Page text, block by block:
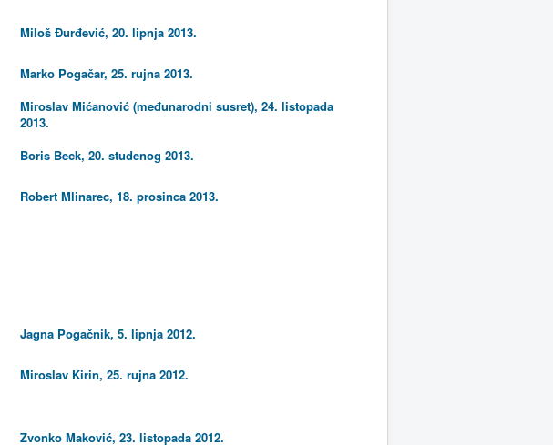
Miloš Đurđević, 20. lipnja 2013.
Marko Pogačar, 25. rujna 2013.
Miroslav Mićanović (međunarodni susret), 24. listopada
2013.
Boris Beck, 20. studenog 2013.
Robert Mlinarec, 18. prosinca 2013.
Jagna Pogačnik, 5. lipnja 2012.
Miroslav Kirin, 25. rujna 2012.
Zvonko Maković, 23. listopada 2012.